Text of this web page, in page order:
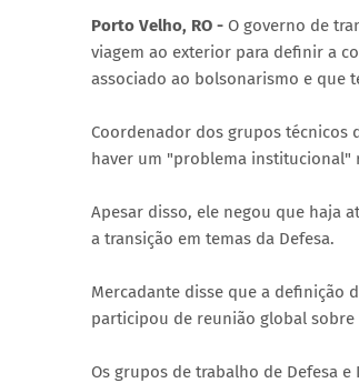
Porto Velho, RO - O governo de
viagem ao exterior para definir a
associado ao bolsonarismo e que
Coordenador dos grupos técnicos
haver um "problema institucional"
Apesar disso, ele negou que haja
a transição em temas da Defesa.
Mercadante disse que a definição
participou de reunião global sobre
Os grupos de trabalho de Defesa